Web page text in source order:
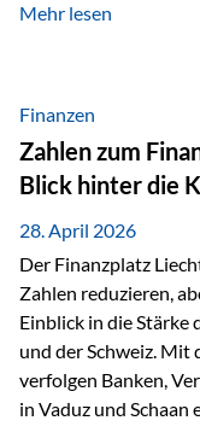
Vorreiter. Warum auf
Investoren.
Herausforderungen,
langfristig durch
durch die Fähigkeit
Mehr lesen
Finanzen
Zahlen zum
Blick hinter die
28. April 2026
Der Finanzplatz
Zahlen reduzieren,
Einblick in die Stärke
und der Schweiz. Mit dem Motto „Denken in Generationen“
verfolgen Banken,
in Vaduz und Schaan